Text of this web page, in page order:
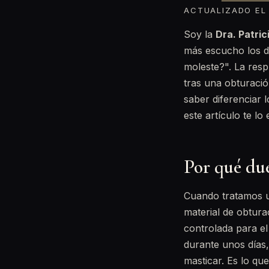
ACTUALIZADO
Soy la Dra.
más escucho los
moleste?". La
tras una
saber diferenciar
este artículo te lo
Por qué
Cuando tratamos
material de
controlada para
durante unos
masticar. Es lo